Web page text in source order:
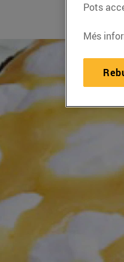
Pots
Més